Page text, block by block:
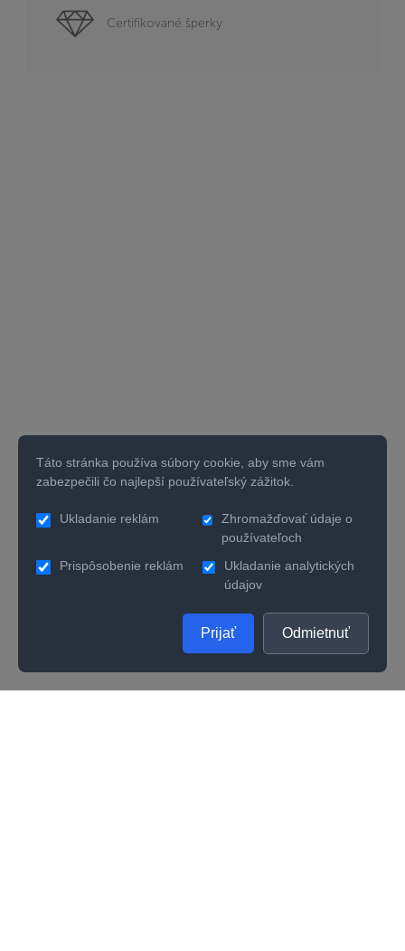
Certifikované šperky
Táto stránka používa súbory cookie, aby sme vám
zabezpečili čo najlepší používateľský zážitok.
Ukladanie reklám
Zhromažďovať údaje o
používateľoch
Prispôsobenie reklám
Ukladanie analytických
údajov
Prijať Odmietnuť